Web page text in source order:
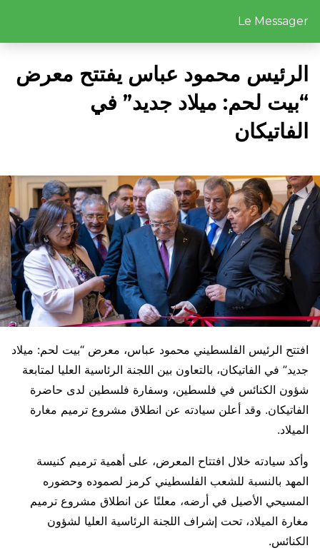
Le Messager
الرئيس محمود عباس يفتتح معرض
“بيت لحم: ميلاد جديد” في
الفاتيكان
افتتح الرئيس الفلسطيني محمود عباس، معرض “بيت لحم: ميلاد
جديد” في الفاتيكان، بالتعاون بين اللجنة الرئاسية العليا لمتابعة
شؤون الكنائس في فلسطين، وسفارة فلسطين لدى حاضرة
الفاتيكان. وقد أعلن سيادته عن انطلاق مشروع ترميم مغارة
الميلاد.
وأكد سيادته خلال افتتاح المعرض، على أهمية ترميم كنيسة
المهد بالنسبة للشعب الفلسطيني كرمز لصموده وحضوره
المسيحي الأصيل في أرضه، معلنًا عن انطلاق مشروع ترميم
مغارة الميلاد، تحت إشراف اللجنة الرئاسية العليا لشؤون
الكنائس.